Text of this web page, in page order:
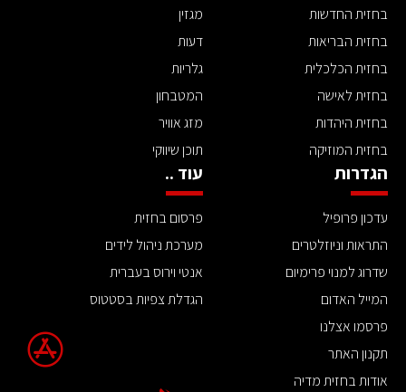
בחזית החדשות
בחזית הבריאות
בחזית הכלכלית
בחזית לאישה
בחזית היהדות
בחזית המוזיקה
מגזין
דעות
גלריות
המטבחון
מזג אוויר
תוכן שיווקי
הגדרות
עדכון פרופיל
התראות וניוזלטרים
שדרוג למנוי פרימיום
המייל האדום
פרסמו אצלנו
תקנון האתר
אודות בחזית מדיה
עוד ..
פרסום בחזית
מערכת ניהול לידים
אנטי וירוס בעברית
הגדלת צפיות בסטטוס